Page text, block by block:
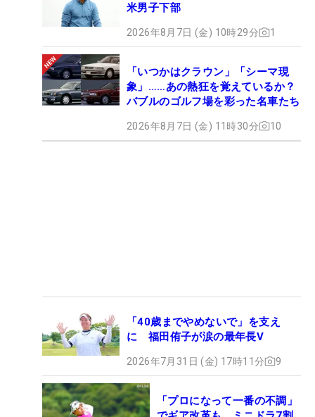
米男子下部
2026年8月7日 (金) 10時29分 1
「いつかはクラウン」「シーマ現
象」……あの熱狂を覚えているか？
バブルのゴルフ場を彩った名車たち
2026年8月7日 (金) 11時30分 10
「40歳までやめないで」を支え
に 福田侑子が涙の最年長V
2026年7月31日 (金) 17時11分 9
「プロになって一番の不調」